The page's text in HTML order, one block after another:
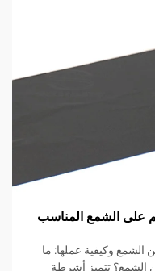
على الشمع المناسب
وكيفية عملها: ما
الشمع؟ تتميز أشرطة